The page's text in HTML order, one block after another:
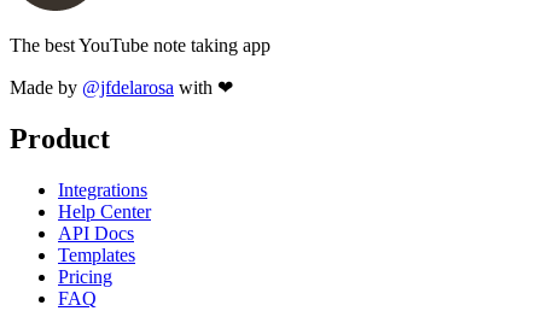
The best YouTube note taking app
Made by @jfdelarosa with ❤
Product
Integrations
Help Center
API Docs
Templates
Pricing
FAQ